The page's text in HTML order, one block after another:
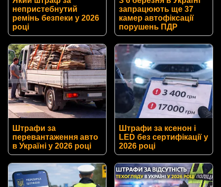
непристебнутий
ремінь безпеки у 2026
році
запрацюють ще 37
камер автофіксації
порушень ПДР
Штрафи за
перевантаження авто
в Україні у 2026 році
Штрафи за ксенон і
LED без сертифікації у
2026 році